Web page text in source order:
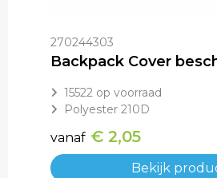
270244303
Backpack Cover
15522op voorraad
Polyester 210D
vanaf € 2,05
Bekijk